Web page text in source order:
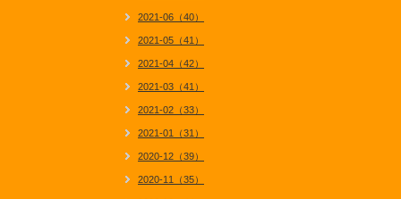
2021-06（40）
2021-05（41）
2021-04（42）
2021-03（41）
2021-02（33）
2021-01（31）
2020-12（39）
2020-11（35）